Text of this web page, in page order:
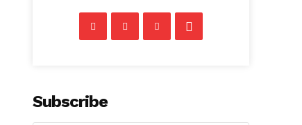
Subscribe